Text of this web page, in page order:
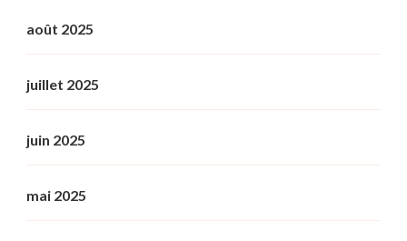
août 2025
juillet 2025
juin 2025
mai 2025